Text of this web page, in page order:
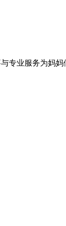
专业服务为妈妈